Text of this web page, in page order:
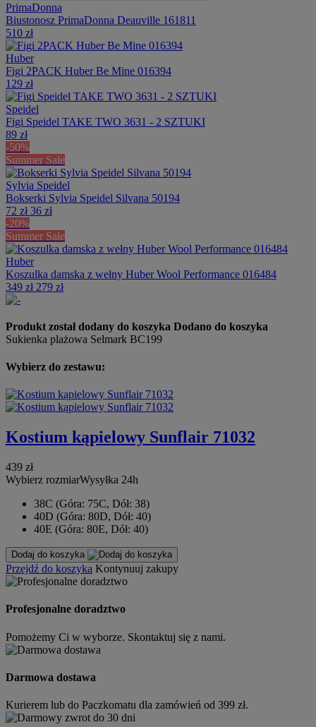
PrimaDonna
Biustonosz PrimaDonna Deauville 161811
510 zł
Huber
Figi 2PACK Huber Be Mine 016394
129 zł
Speidel
Figi Speidel TAKE TWO 3631 - 2 SZTUKI
89 zł
-50%
Summer Sale
Sylvia Speidel
Bokserki Sylvia Speidel Silvana 50194
72 zł 36 zł
-20%
Summer Sale
Huber
Koszulka damska z wełny Huber Wool Performance 016484
349 zł 279 zł
Produkt został dodany do koszyka Dodano do koszyka
Sukienka plażowa Selmark BC199
Wybierz do zestawu:
Kostium kąpielowy Sunflair 71032
439 zł
Wybierz rozmiarWysyłka 24h
38C (Góra: 75C, Dół: 38)
40D (Góra: 80D, Dół: 40)
40E (Góra: 80E, Dół: 40)
Dodaj do koszyka
Przejdź do koszyka Kontynuuj zakupy
Profesjonalne doradztwo
Pomożemy Ci w wyborze. Skontaktuj się z nami.
Darmowa dostawa
Kurierem lub do Paczkomatu dla zamówień od 399 zł.